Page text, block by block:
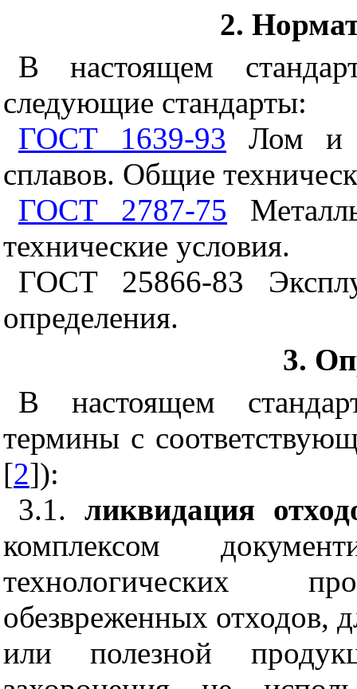
2.
В настоящем
следующие стандарты:
ГОСТ 1639-93 Лом и
сплавов. Общие
ГОСТ 2787-75
технические условия.
ГОСТ 25866-83
определения.
3.
В настоящем
термины с
[2]):
3.1. ликвидация
комплексом
технологических
обезвреженных отходов,
или полезной